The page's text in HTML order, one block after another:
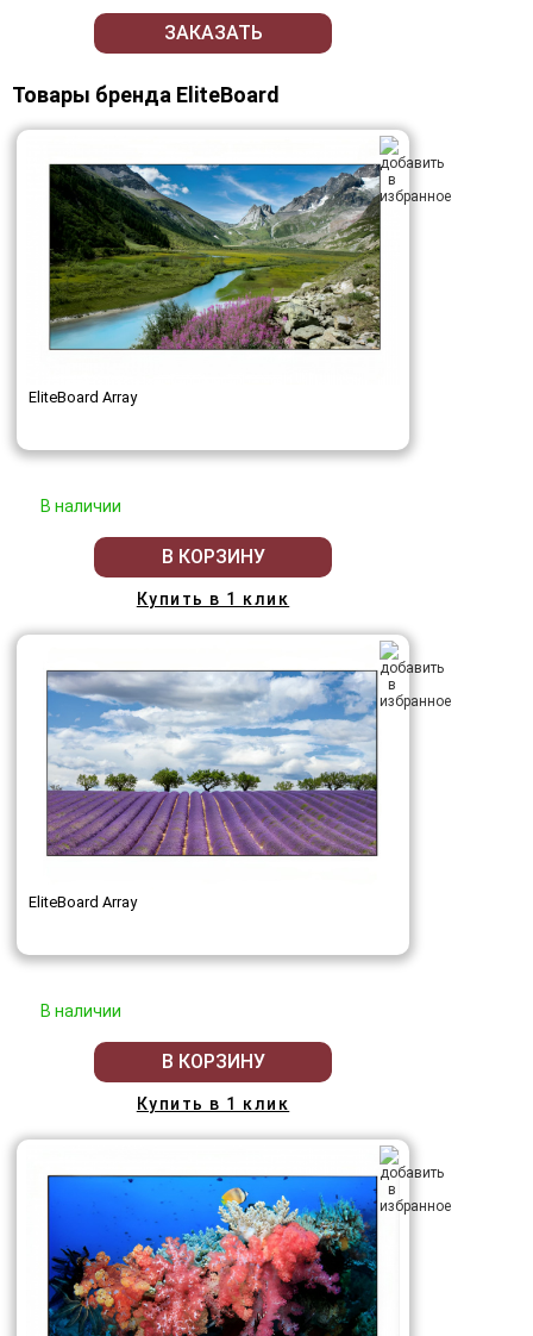
ЗАКАЗАТЬ
Товары бренда EliteBoard
EliteBoard Array
В наличии
В КОРЗИНУ
Купить в 1 клик
EliteBoard Array
В наличии
В КОРЗИНУ
Купить в 1 клик